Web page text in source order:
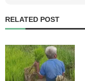
RELATED POST